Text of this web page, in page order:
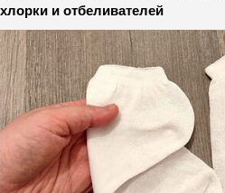
хлорки и отбеливателей